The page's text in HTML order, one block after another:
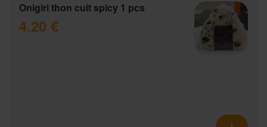
Onigiri thon cuit spicy 1 pcs
4.20 €